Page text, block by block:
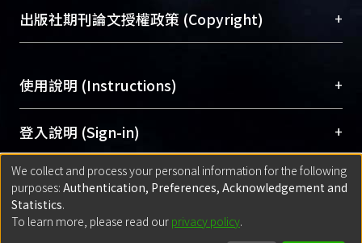
profiles and scholarly works, Library integrates the
services of “NTU Repository” with “Academic
開放取用是從使用者角度提升資訊取用性的社會運
動，應用在學術研究上是透過將研究著作公開供使
用逐年攀升。同時可加速研究發展、提升研究影響
Archive）平台。 （點選深入了解OA）
出版社期刊論文授權政策 (Copyright) +
含部分內容的版權非匯入者所有，或由第三方贊
助與合作完成，請確認該版權所有者及第三方同
意提供此授權。
Please represent that the submission is your
original work, and that you have the right to
grant the rights to upload.
若欲上傳已出版的全文電子檔，可使用
使用說明 (Instructions) +
網站簡介(Quickstart Guide)
使用手冊(Instruction Manual)
線上預約服務(Booking Service)
登入說明 (Sign-in) +
方案一：臺灣大學計算機中心帳號登入
(With C&INC Email Account)
方案二：ORCID帳號登入(With ORCID)
匯入著作 (Submission) +
方案一：定期更新ORCID者，以ID匯入
We collect and process your personal information for the following
purposes: Authentication, Preferences, Acknowledgement and
Statistics.
To learn more, please read our privacy policy.